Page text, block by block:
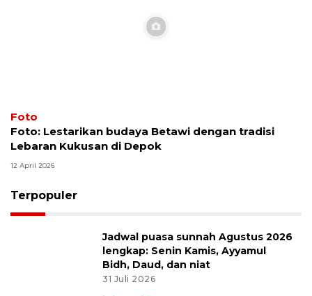
Foto
Foto: Lestarikan budaya Betawi dengan tradisi
Lebaran Kukusan di Depok
12 April 2026
Terpopuler
Jadwal puasa sunnah Agustus 2026
lengkap: Senin Kamis, Ayyamul
Bidh, Daud, dan niat
31 Juli 2026